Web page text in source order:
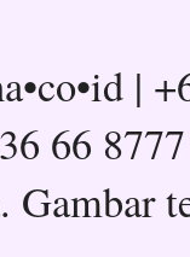
|
66
Gambar